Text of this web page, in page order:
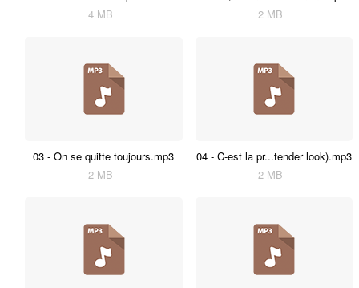
4 MB
2 MB
03 - On se quitte toujours.mp3
2 MB
04 - C-est la pr...tender look).mp3
2 MB